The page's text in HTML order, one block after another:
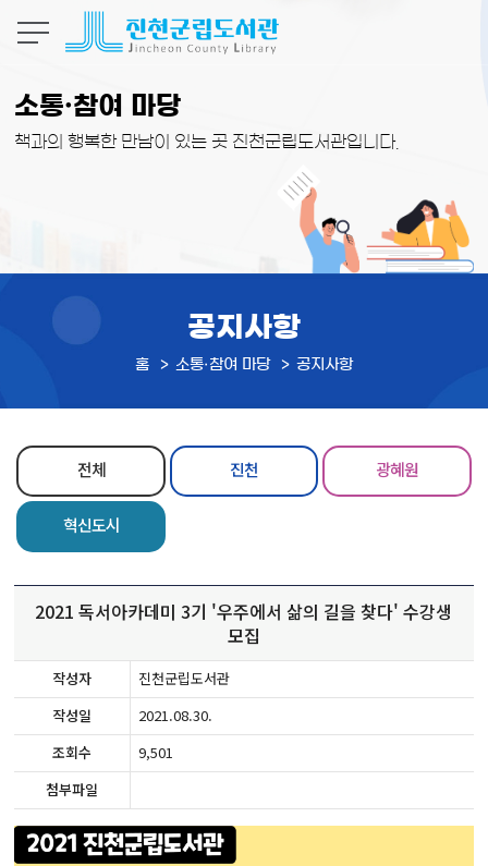
소통·참여 마당
책과의 행복한 만남이 있는 곳 진천군립도서관입니다.
공지사항
홈 소통·참여 마당 공지사항
전체 진천 광혜원
혁신도시
2021 독서아카데미 3기 '우주에서 삶의 길을 찾다' 수강생
모집
작성자
진천군립도서관
작성일
2021.08.30.
조회수
9,501
첨부파일